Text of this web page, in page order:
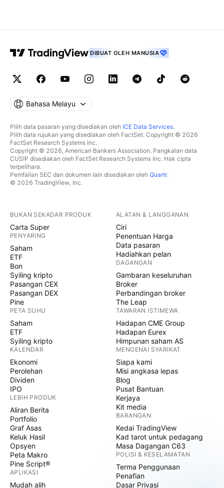
DIBUAT OLEH MANUSIA
Bahasa Melayu
Pilih data pasaran yang disediakan oleh ICE Data Services.
Pilih data rujukan yang disediakan oleh FactSet. Copyright © 2026
FactSet Research Systems Inc.
Copyright © 2026, American Bankers Association. Pangkalan data
CUSIP disediakan oleh FactSet Research Systems Inc. Hak cipta
terpelihara.
Pemfailan SEC dan dokumen lain disediakan oleh Quartr.
© 2026 TradingView, Inc.
BUKAN SEKADAR PRODUK
Carta Super
PENYARING
Saham
ETF
Bon
Syiling kripto
Pasangan CEX
Pasangan DEX
Pine
PETA SUHU
Saham
ETF
Syiling kripto
KALENDAR
Ekonomi
Perolehan
Dividen
IPO
LEBIH PRODUK
Aliran Berita
Portfolio
Graf Asas
Keluk Hasil
Opsyen
Peta Makro
Pine Script®
APLIKASI
Mudah alih
ALATAN & LANGGANAN
Ciri
Penentuan Harga
Data pasaran
Hadiahkan pelan
DAGANGAN
Gambaran keseluruhan
Broker
Perbandingan broker
The Leap
TAWARAN ISTIMEWA
Hadapan CME Group
Hadapan Eurex
Himpunan saham AS
MENGENAI SYARIKAT
Siapa kami
Misi angkasa lepas
Blog
Pusat Bantuan
Kerjaya
Kit media
BARANGAN
Kedai TradingView
Kad tarot untuk pedagang
Masa Dagangan C63
POLISI & KESELAMATAN
Terma Penggunaan
Penafian
Dasar Privasi